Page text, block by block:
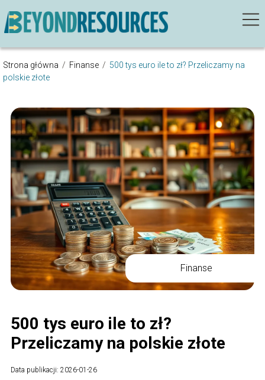
Strona główna / Finanse / 500 tys euro ile to zł? Przeliczamy na
polskie złote
Finanse
500 tys euro ile to zł?
Przeliczamy na polskie złote
Data publikacji: 2026-01-26